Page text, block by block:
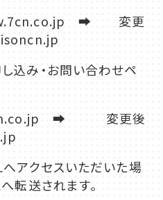
➡ 変更
込み・お問い合わせペ
➡ 変更後
アクセスいただいた場
転送されます。